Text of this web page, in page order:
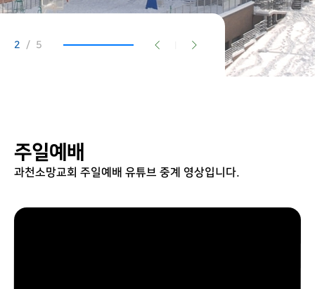
2 / 5
주일예배
과천소망교회 주일예배 유튜브 중계 영상입니다.